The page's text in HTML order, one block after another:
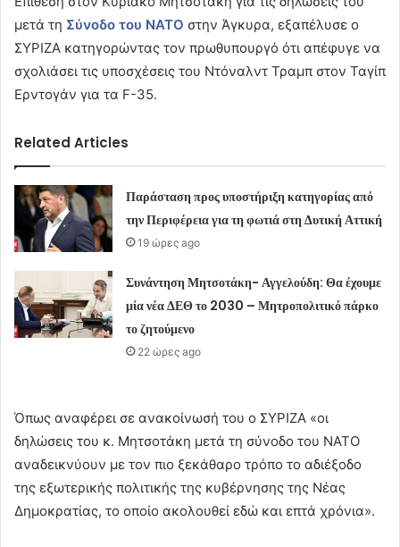
μετά τη Σύνοδο του ΝΑΤΟ στην Άγκυρα, εξαπέλυσε ο
ΣΥΡΙΖΑ κατηγορώντας τον πρωθυπουργό ότι απέφυγε να
σχολιάσει τις υποσχέσεις του Ντόναλντ Τραμπ στον Ταγίπ
Ερντογάν για τα F-35.
Related Articles
Παράσταση προς υποστήριξη κατηγορίας από
την Περιφέρεια για τη φωτιά στη Δυτική Αττική
19 ώρες ago
Συνάντηση Μητσοτάκη- Αγγελούδη: Θα έχουμε
μία νέα ΔΕΘ το 2030 – Μητροπολιτικό πάρκο
το ζητούμενο
22 ώρες ago
Όπως αναφέρει σε ανακοίνωσή του ο ΣΥΡΙΖΑ «οι
δηλώσεις του κ. Μητσοτάκη μετά τη σύνοδο του ΝΑΤΟ
αναδεικνύουν με τον πιο ξεκάθαρο τρόπο το αδιέξοδο
της εξωτερικής πολιτικής της κυβέρνησης της Νέας
Δημοκρατίας, το οποίο ακολουθεί εδώ και επτά χρόνια».